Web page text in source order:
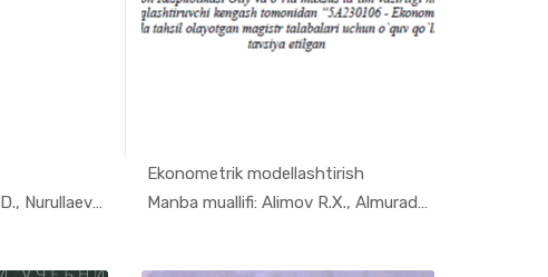
Manba muallifi: Rasulev D., Nurullaeva Sh...
Ekonome...
Ekonometrik modellashtirish
Manba muallifi: Alimov R.X., Almuradov A....
In Ekonome...